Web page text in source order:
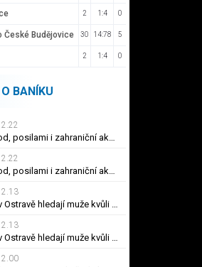
2 1:4 0
České Budějovice 30 14:78 5
2 1:4 0
BANÍKU
Jeden odchod, posilami i zahraniční akvizice. Heřmanice budou dravé, věří Mlčoch
Jeden odchod, posilami i zahraniční akvizice. Heřmanice budou dravé, věří Mlčoch
Kriminalisté v Ostravě hledají muže kvůli neoprávněným platbám cizí kartou
Kriminalisté v Ostravě hledají muže kvůli neoprávněným platbám cizí kartou